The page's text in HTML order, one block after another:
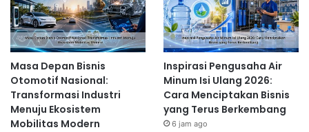
Masa Depan Bisnis
Otomotif Nasional:
Transformasi Industri
Menuju Ekosistem
Mobilitas Modern
Inspirasi Pengusaha Air
Minum Isi Ulang 2026:
Cara Menciptakan Bisnis
yang Terus Berkembang
6 jam ago